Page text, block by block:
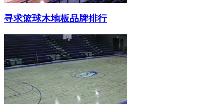
寻求篮球木地板品牌排行